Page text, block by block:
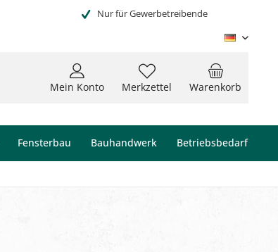
Nur für Gewerbetreibende
Warenkorb
Merkzettel
Mein Konto
Fensterbau Bauhandwerk Betriebsbedarf